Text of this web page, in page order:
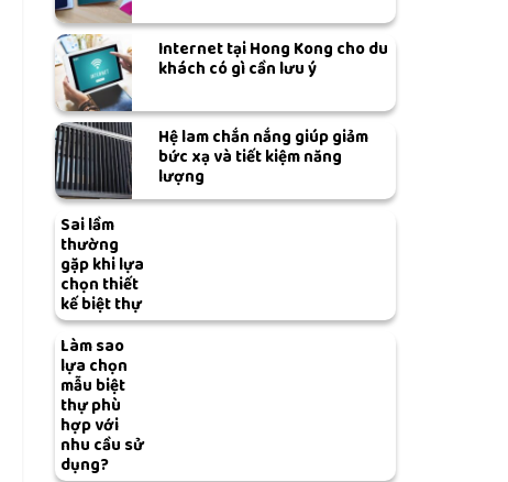
Internet tại Hong Kong cho du
khách có gì cần lưu ý
Hệ lam chắn nắng giúp giảm
bức xạ và tiết kiệm năng
lượng
Sai lầm
thường
gặp khi lựa
chọn thiết
kế biệt thự
Làm sao
lựa chọn
mẫu biệt
thự phù
hợp với
nhu cầu sử
dụng?